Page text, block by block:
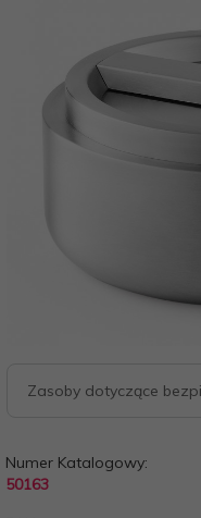
Zasoby dotyczące
Numer Katalogowy:
50163